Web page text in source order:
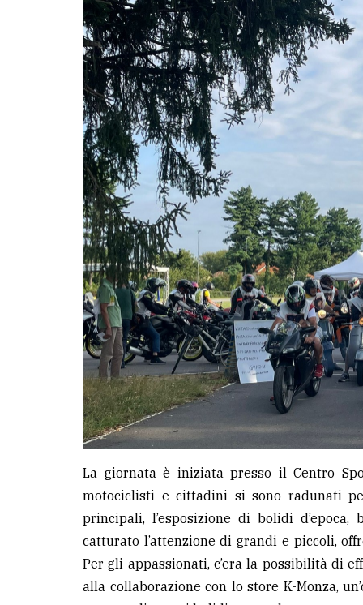
La giornata è iniziata presso il Centro
motociclisti e cittadini si sono radunati
principali, l’esposizione di bolidi
catturato l’attenzione di grandi e piccoli,
Per gli appassionati, c’era la possibilità di
alla collaborazione con lo store K-Monza,